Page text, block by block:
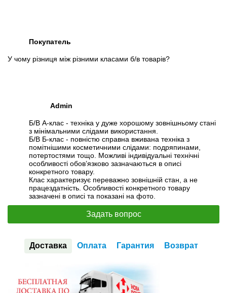
Покупатель
У чому різниця між різними класами б/в товарів?
Admin
Б/В А-клас - техніка у дуже хорошому зовнішньому стані
з мінімальними слідами використання.
Б/В Б-клас - повністю справна вживана техніка з
помітнішими косметичними слідами: подряпинами,
потертостями тощо. Можливі індивідуальні технічні
особливості обов’язково зазначаються в описі
конкретного товару.
Клас характеризує переважно зовнішній стан, а не
працездатність. Особливості конкретного товару
зазначені в описі та показані на фото.
Задать вопрос
Доставка Оплата Гарантия Возврат